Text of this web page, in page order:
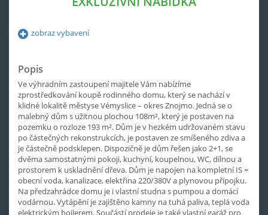
zobraz vybavení
Popis
Ve výhradním zastoupení majitele Vám nabízíme
zprostředkování koupě rodinného domu, který se nachází v
klidné lokalitě městyse Vémyslice – okres Znojmo. Jedná se o
malebný dům s užitnou plochou 108m², který je postaven na
pozemku o rozloze 193 m². Dům je v hezkém udržovaném stavu
po částečných rekonstrukcích, je postaven ze smíšeného zdiva a
je částečně podsklepen. Dispozičně je dům řešen jako 2+1, se
dvěma samostatnými pokoji, kuchyní, koupelnou, WC, dílnou a
prostorem k uskladnění dřeva. Dům je napojen na kompletní IS =
obecní voda, kanalizace, elektřina 220/380V a plynovou přípojku.
Na předzahrádce domu je i vlastní studna s pumpou a domácí
vodárnou. Vytápění je zajištěno kamny na tuhá paliva, teplá voda
elektrickým bojlerem. Součástí prodeje je také vlastní garáž pro